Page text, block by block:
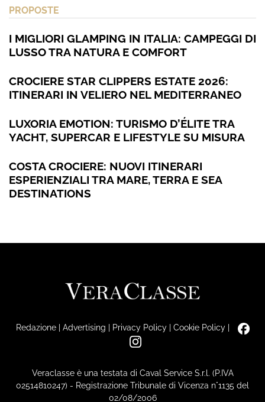
PROPOSTE
I MIGLIORI GLAMPING IN ITALIA: CAMPEGGI DI
LUSSO TRA NATURA E COMFORT
CROCIERE STAR CLIPPERS ESTATE 2026:
ITINERARI IN VELIERO NEL MEDITERRANEO
LUXORIA EMOTION: TURISMO D’ÉLITE TRA
YACHT, SUPERCAR E LIFESTYLE SU MISURA
COSTA CROCIERE: NUOVI ITINERARI
ESPERIENZIALI TRA MARE, TERRA E SEA
DESTINATIONS
Redazione| Advertising Privacy Policy| Cookie Policy|
Veraclasse è una testata di Caval Service S.r.l. (P.IVA
02514810247) - Registrazione Tribunale di Vicenza n°1135 del
02/08/2006